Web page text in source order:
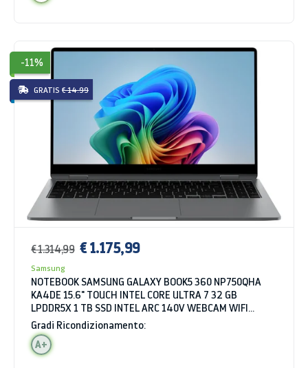
-11%
GRATIS € 14.99
€ 1.314,99 € 1.175,99
Samsung
NOTEBOOK SAMSUNG GALAXY BOOK5 360 NP750QHA
KA4DE 15.6" TOUCH INTEL CORE ULTRA 7 32 GB
LPDDR5X 1 TB SSD INTEL ARC 140V WEBCAM WIFI
BLUETOOTH WINDOWS 11 HOME GRIGIO
Gradi Ricondizionamento:
A+